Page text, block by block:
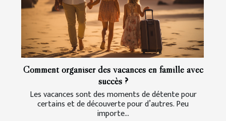
Comment organiser des vacances en famille avec
succès ?
Les vacances sont des moments de détente pour
certains et de découverte pour d’autres. Peu
importe...